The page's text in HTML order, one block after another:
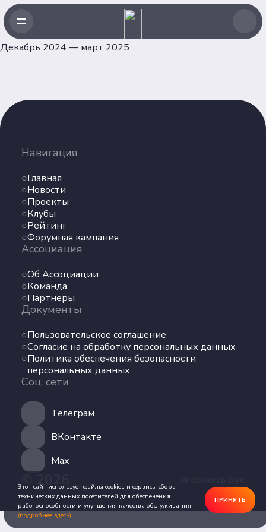
Декабрь 2024 — март 2025
Навигация
Главная
Новости
Проекты
Клубы
Рейтинг
Форумная кампания
Ассоциация
Об Ассоциации
Команда
Партнеры
Документы
Пользовательское соглашение
Согласие на обработку персональных данных
Политика обеспечения безопасности
персональных данных
Соц. сети
Телеграм
ВКонтакте
Max
© 2026
Главная
Новости
Проекты
Клубы
Рейтинг
Форумная кампания
Команда
Партнеры
Пользовательское соглашение
Согласие на обработку персональных данных
Политика обеспечения безопасности
персональных данных
сети
Телеграм
ВКонтакте
Max
Этот сайт использует файлы cookies и сервисы сбора
технических данных посетителей для обеспечения
работоспособности и улучшения качества обслуживания
(подробнее здесь).
ПРИНЯТЬ